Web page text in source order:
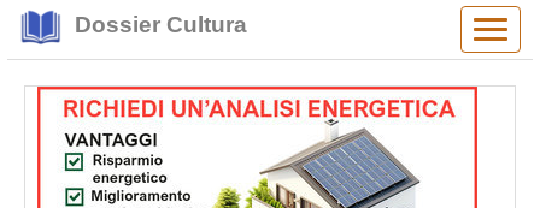
Dossier Cultura